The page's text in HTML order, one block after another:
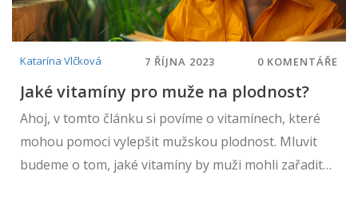
Katarína Vlčková 7 ŘÍJNA 2023 0 KOMENTÁŘE
Jaké vitamíny pro muže na plodnost?
Ahoj, v tomto článku si povíme o vitamínech, které
mohou pomoci vylepšit mužskou plodnost. Mluvit
budeme o tom, jaké vitamíny by muži mohli zařadit